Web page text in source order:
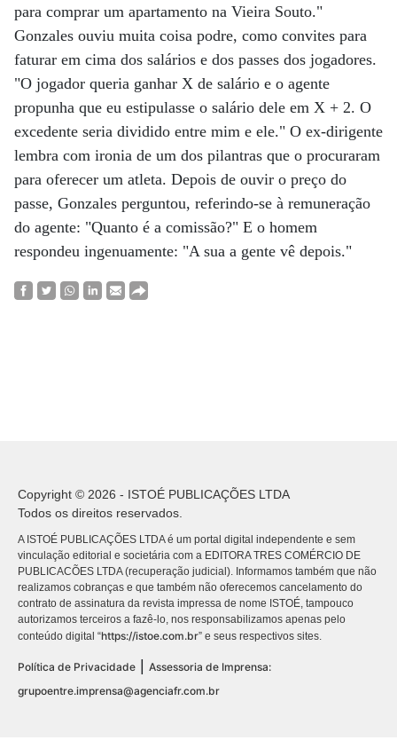
para comprar um apartamento na Vieira Souto."
Gonzales ouviu muita coisa podre, como convites para
faturar em cima dos salários e dos passes dos jogadores.
"O jogador queria ganhar X de salário e o agente
propunha que eu estipulasse o salário dele em X + 2. O
excedente seria dividido entre mim e ele." O ex-dirigente
lembra com ironia de um dos pilantras que o procuraram
para oferecer um atleta. Depois de ouvir o preço do
passe, Gonzales perguntou, referindo-se à remuneração
do agente: "Quanto é a comissão?" E o homem
respondeu ingenuamente: "A sua a gente vê depois."
Copyright © 2026 - ISTOÉ PUBLICAÇÕES LTDA
Todos os direitos reservados.
A ISTOÉ PUBLICAÇÕES LTDA é um portal digital independente e sem
vinculação editorial e societária com a EDITORA TRES COMÉRCIO DE
PUBLICACÕES LTDA (recuperação judicial). Informamos também que não
realizamos cobranças e que também não oferecemos cancelamento do
contrato de assinatura da revista impressa de nome ISTOÉ, tampouco
autorizamos terceiros a fazê-lo, nos responsabilizamos apenas pelo
conteúdo digital “https://istoe.com.br” e seus respectivos sites.
Política de Privacidade
Assessoria de Imprensa:
grupoentre.imprensa@agenciafr.com.br